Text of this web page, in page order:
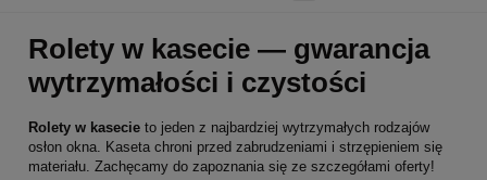
Rolety w kasecie — gwarancja
wytrzymałości i czystości
Rolety w kasecie to jeden z najbardziej wytrzymałych rodzajów
osłon okna. Kaseta chroni przed zabrudzeniami i strzępieniem się
materiału. Zachęcamy do zapoznania się ze szczegółami oferty!